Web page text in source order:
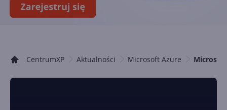
CentrumXP Aktualności Microsoft Azure